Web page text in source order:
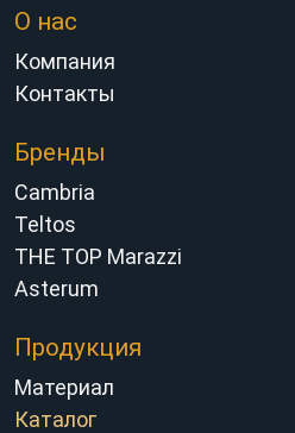
О нас
Компания
Контакты
Бренды
Cambria
Teltos
THE TOP Marazzi
Asterum
Продукция
Материал
Каталог